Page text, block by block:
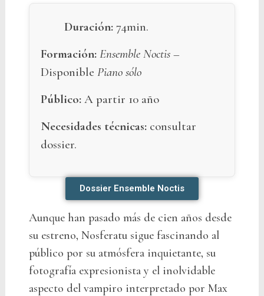
Duración:74min.
Formación: Ensemble Noctis –
Disponible Piano sólo
Público:A partir 10 año
Necesidades técnicas:consultar
dossier.
Dossier Ensemble Noctis
Aunque han pasado más de cien años desde
su estreno, Nosferatu sigue fascinando al
público por su atmósfera inquietante, su
fotografía expresionista y el inolvidable
aspecto del vampiro interpretado por Max